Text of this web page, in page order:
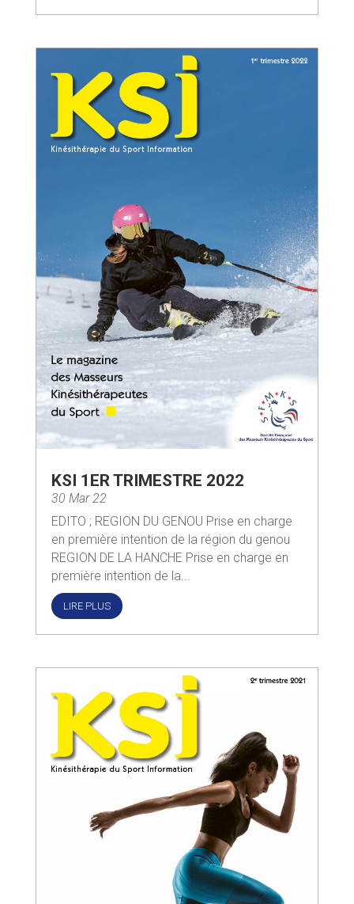
KSI 1ER TRIMESTRE 2022
30 Mar 22
EDITO ; REGION DU GENOU Prise en charge
en première intention de la région du genou
REGION DE LA HANCHE Prise en charge en
première intention de la...
LIRE PLUS